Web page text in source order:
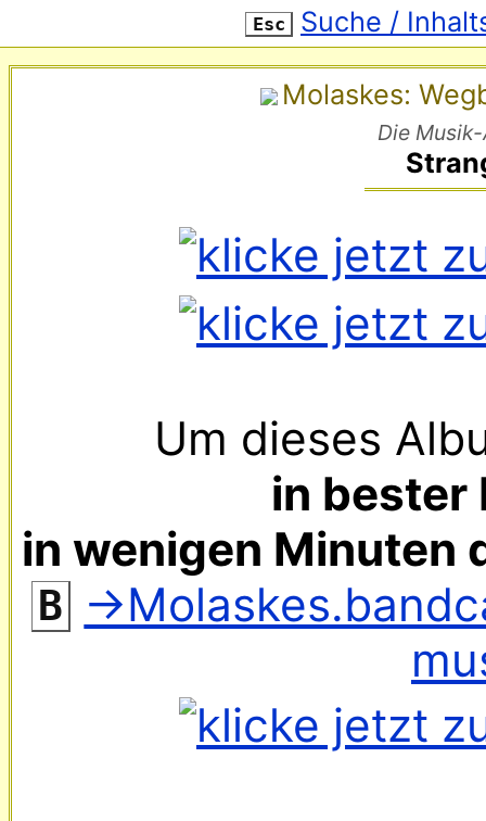
Molaskes:
Die
Um dieses
in bester
in wenigen Minuten
B
Esc Suche /